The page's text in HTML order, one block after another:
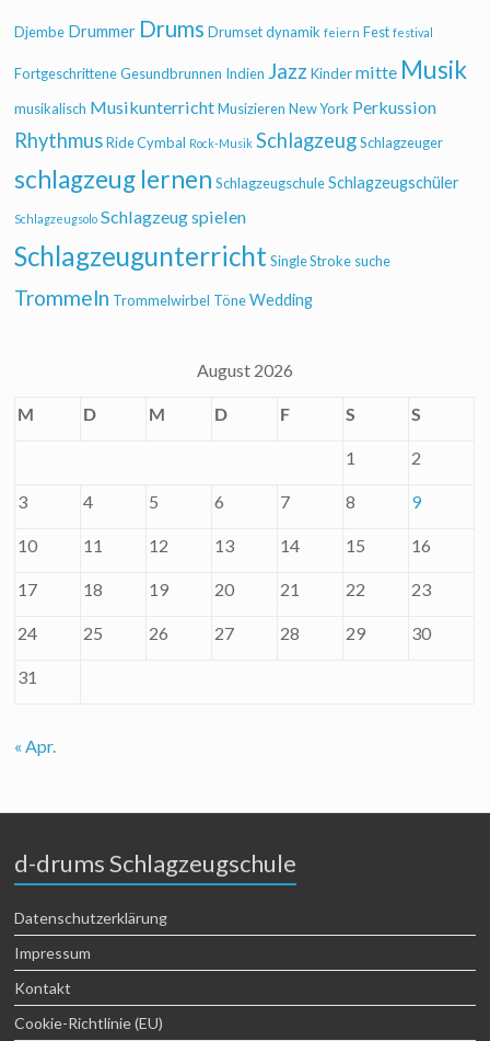
Djembe Drummer Drums Drumset dynamik feiern Fest festival
Fortgeschrittene Gesundbrunnen Indien Jazz Kinder mitte Musik
musikalisch Musikunterricht Musizieren New York Perkussion
Rhythmus Ride Cymbal Rock-Musik Schlagzeug Schlagzeuger
schlagzeug lernen Schlagzeugschule Schlagzeugschüler
Schlagzeugsolo Schlagzeug spielen
Schlagzeugunterricht Single Stroke suche
Trommeln Trommelwirbel Töne Wedding
August 2026
M D M D F S S
1 2
3 4 5 6 7 8 9
10 11 12 13 14 15 16
17 18 19 20 21 22 23
24 25 26 27 28 29 30
31
« Apr.
d-drums Schlagzeugschule
Datenschutzerklärung
Impressum
Kontakt
Cookie-Richtlinie (EU)